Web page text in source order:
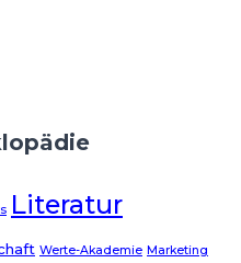
Literatur
Werte-Akademie Marketing